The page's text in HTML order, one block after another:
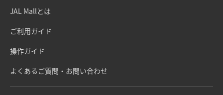
JAL Mallとは
ご利用ガイド
操作ガイド
よくあるご質問・お問い合わせ